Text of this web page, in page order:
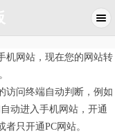
机网站，现在您的网站转
访问终端自动判断，例如
动进入手机网站，开通
只开通PC网站。